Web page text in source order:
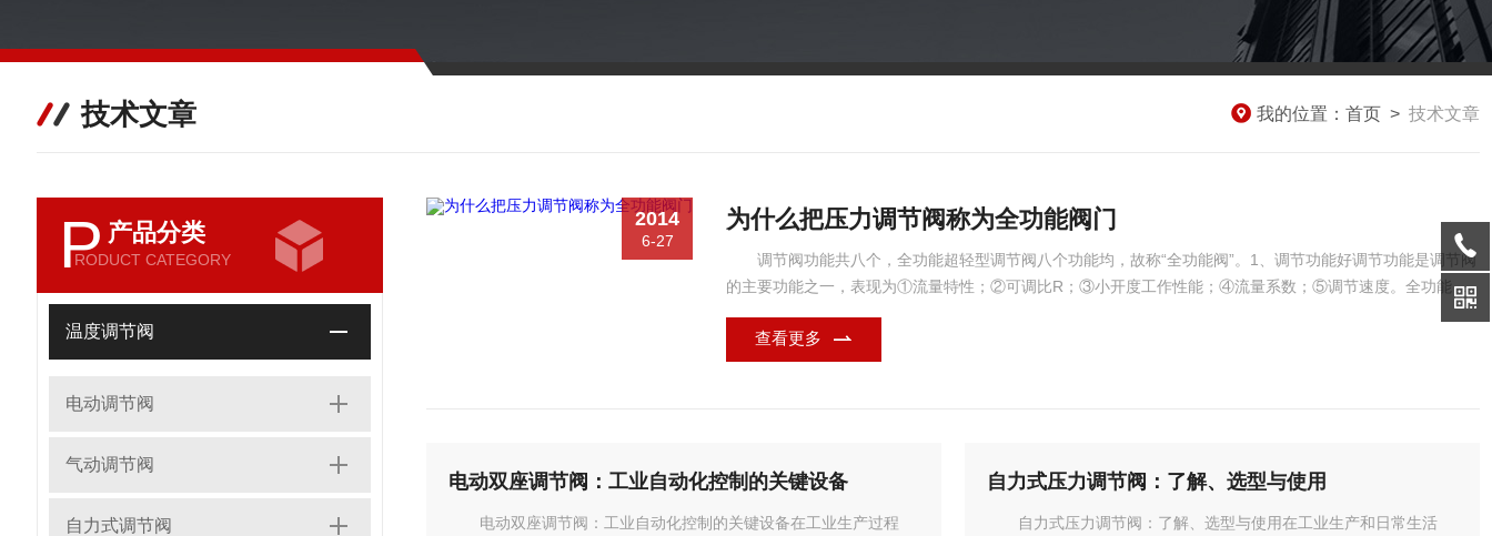
技术文章 我的位置： 首页 > 技术文章
P 产品分类
RODUCT CATEGORY
温度调节阀
电动调节阀
气动调节阀
自力式调节阀
2014
6-27
为什么把压力调节阀称为全功能阀门
调节阀功能共八个，全功能超轻型调节阀八个功能均，故称“全功能阀”。1、调节功能好调节功能是调节阀
的主要功能之一，表现为①流量特性；②可调比R；③小开度工作性能；④流量系数；⑤调节速度。全功能超轻
型调节阀R=100，使小开度调节性好；Kv值大，是单双座阀、套筒阀的2～3倍。2、切断功能好切断功能反映
阀的内在质量。直行程阀标准泄漏率通常为10～10；全功能超轻型压力调节阀标准泄漏率为10，比单双座
阀、...
查看更多
电动双座调节阀：工业自动化控制的关键设备
电动双座调节阀：工业自动化控制的关键设备在工业生产过程
自力式压力调节阀：了解、选型与使用
自力式压力调节阀：了解、选型与使用在工业生产和日常生活